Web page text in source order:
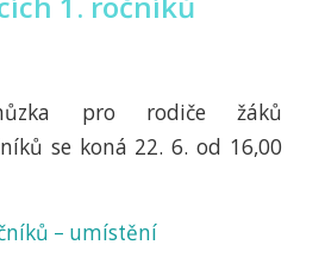
pro rodiče žáků
se koná 22. 6. od 16,00
– umístění